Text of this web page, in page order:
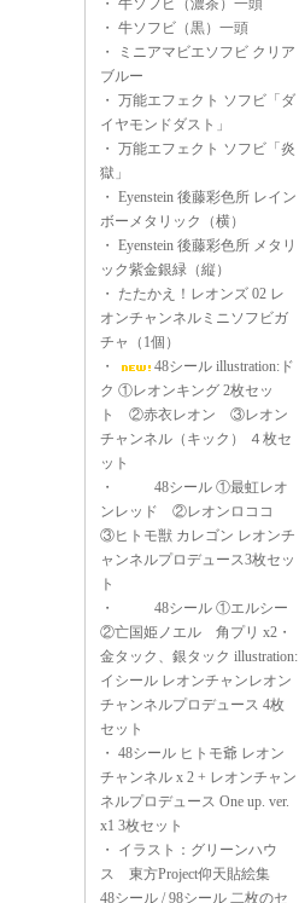
・ 牛ソフビ（濃茶）一頭
・ 牛ソフビ（黒）一頭
・
ミニアマビエソフビ クリア
ブルー
・ 万能エフェクト ソフビ「ダ
イヤモンドダスト」
・ 万能エフェクト ソフビ「炎
獄」
・ Eyenstein 後藤彩色所 レイン
ボーメタリック（横）
・ Eyenstein 後藤彩色所 メタリ
ック紫金銀緑（縦）
・ たたかえ！レオンズ 02 レ
オンチャンネルミニソフビガ
チャ（1個）
・
48シール illustration:ド
ク ①レオンキング 2枚セッ
ト ②赤衣レオン ③レオン
チャンネル（キック） ４枚セ
ット
・
48シール ①最虹レオ
ンレッド ②レオンロココ
③ヒトモ獣 カレゴン レオンチ
ャンネルプロデュース3枚セッ
ト
・
48シール ①エルシー
②亡国姫ノエル 角プリ x2・
金タック、銀タック illustration:
イシール レオンチャンレオン
チャンネルプロデュース 4枚
セット
・ 48シール ヒトモ爺 レオン
チャンネル x 2 + レオンチャン
ネルプロデュース One up. ver.
x1 3枚セット
・ イラスト：グリーンハウ
ス 東方Project仰天貼絵集
48シール / 98シール 二枚のセ